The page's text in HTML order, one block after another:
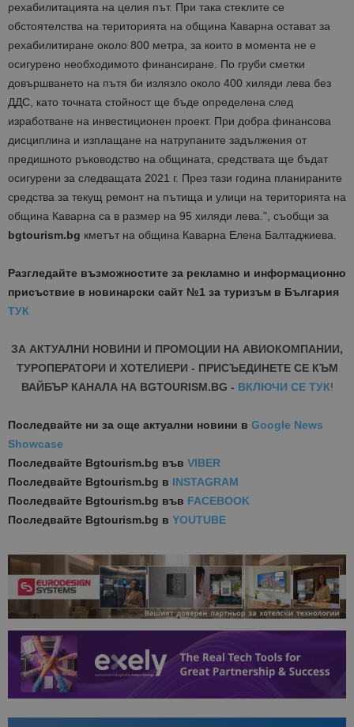
рехабилитацията на целия път. При така стеклите се
обстоятелства на територията на община Каварна остават за
рехабилитиране около 800 метра, за които в момента не е
осигурено необходимото финансиране. По груби сметки
довършването на пътя би излязло около 400 хиляди лева без
ДДС, като точната стойност ще бъде определена след
изработване на инвестиционен проект. При добра финансова
дисциплина и изплащане на натрупаните задължения от
предишното ръководство на общината, средствата ще бъдат
осигурени за следващата 2021 г. През тази година планираните
средства за текущ ремонт на пътища и улици на територията на
община Каварна са в размер на 95 хиляди лева.”, съобщи за
bgtourism.bg кметът на община Каварна Елена Балтаджиева.
Разгледайте възможностите за рекламно и информационно
присъствие в новинарски сайт №1 за туризъм в България
ТУК
ЗА АКТУАЛНИ НОВИНИ И ПРОМОЦИИ НА АВИОКОМПАНИИ,
ТУРОПЕРАТОРИ И ХОТЕЛИЕРИ - ПРИСЪЕДИНЕТЕ СЕ КЪМ
ВАЙБЪР КАНАЛА НА BGTOURISM.BG - ВКЛЮЧИ СЕ ТУК!
Последвайте ни за още актуални новини в Google News
Showcase
Последвайте Bgtourism.bg във VIBER
Последвайте Bgtourism.bg в INSTAGRAM
Последвайте Bgtourism.bg във FACEBOOK
Последвайте Bgtourism.bg в YOUTUBE